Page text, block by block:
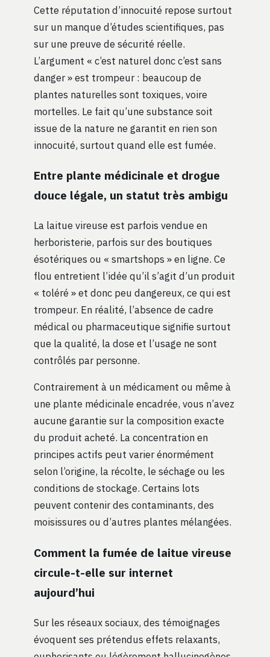
Cette réputation d’innocuité repose surtout
sur un manque d’études scientifiques, pas
sur une preuve de sécurité réelle.
L’argument « c’est naturel donc c’est sans
danger » est trompeur : beaucoup de
plantes naturelles sont toxiques, voire
mortelles. Le fait qu’une substance soit
issue de la nature ne garantit en rien son
innocuité, surtout quand elle est fumée.
Entre plante médicinale et drogue
douce légale, un statut très ambigu
La laitue vireuse est parfois vendue en
herboristerie, parfois sur des boutiques
ésotériques ou « smartshops » en ligne. Ce
flou entretient l’idée qu’il s’agit d’un produit
« toléré » et donc peu dangereux, ce qui est
trompeur. En réalité, l’absence de cadre
médical ou pharmaceutique signifie surtout
que la qualité, la dose et l’usage ne sont
contrôlés par personne.
Contrairement à un médicament ou même à
une plante médicinale encadrée, vous n’avez
aucune garantie sur la composition exacte
du produit acheté. La concentration en
principes actifs peut varier énormément
selon l’origine, la récolte, le séchage ou les
conditions de stockage. Certains lots
peuvent contenir des contaminants, des
moisissures ou d’autres plantes mélangées.
Comment la fumée de laitue vireuse
circule-t-elle sur internet
aujourd’hui
Sur les réseaux sociaux, des témoignages
évoquent ses prétendus effets relaxants,